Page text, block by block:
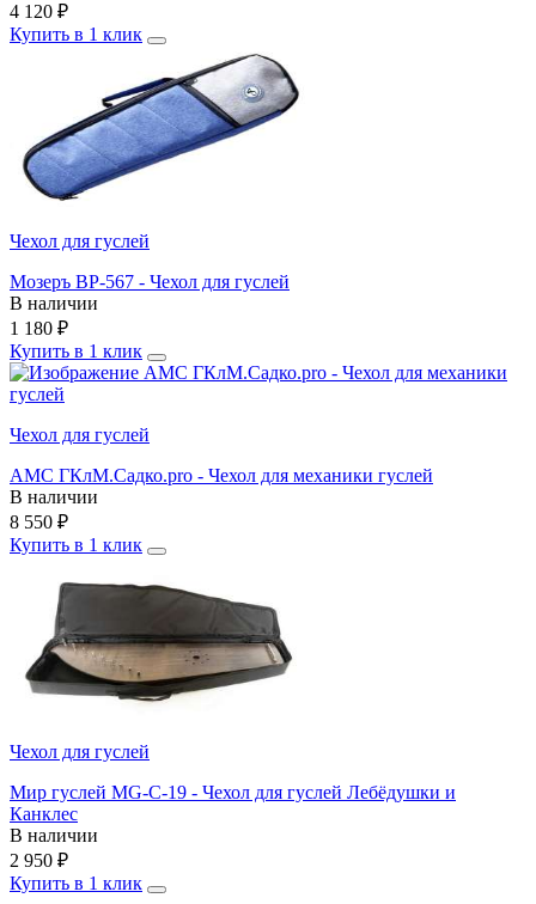
4 120 ₽
Купить в 1 клик
Чехол для гуслей
Мозеръ BP-567 - Чехол для гуслей
В наличии
1 180 ₽
Купить в 1 клик
Чехол для гуслей
AMC ГКлМ.Садко.pro - Чехол для механики гуслей
В наличии
8 550 ₽
Купить в 1 клик
Чехол для гуслей
Мир гуслей MG-C-19 - Чехол для гуслей Лебёдушки и
Канклес
В наличии
2 950 ₽
Купить в 1 клик